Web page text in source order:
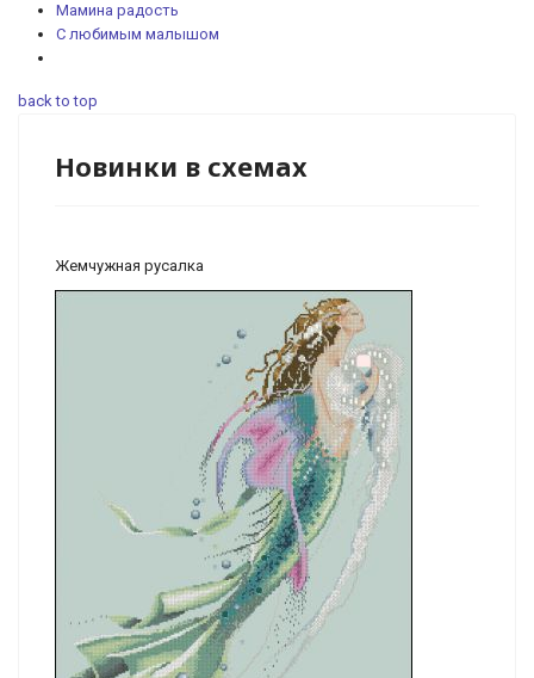
Мамина радость
С любимым малышом
back to top
Новинки в схемах
Жемчужная русалка